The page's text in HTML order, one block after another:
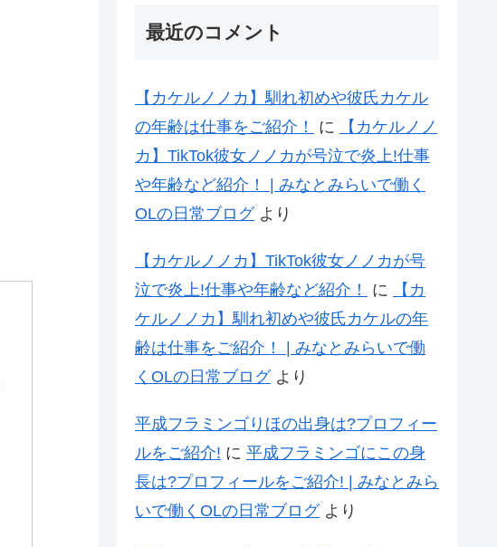
最近のコメント
【カケルノノカ】馴れ初めや彼氏カケル
の年齢は仕事をご紹介！
に
【カケルノノ
カ】TikTok彼女ノノカが号泣で炎上!仕事
や年齢など紹介！ | みなとみらいで働く
OLの日常ブログより
【カケルノノカ】TikTok彼女ノノカが号
泣で炎上!仕事や年齢など紹介！
に
【カ
ケルノノカ】馴れ初めや彼氏カケルの年
齢は仕事をご紹介！ | みなとみらいで働
くOLの日常ブログより
平成フラミンゴりほの出身は?プロフィー
ルをご紹介! に 平成フラミンゴにこの身
長は?プロフィールをご紹介! | みなとみら
いで働くOLの日常ブログより